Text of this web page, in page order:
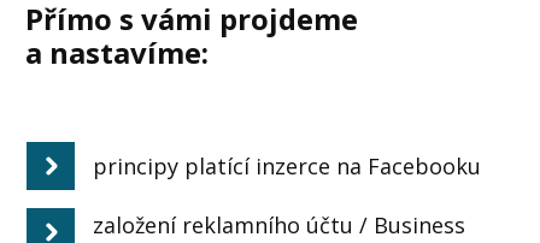
Přímo s vámi projdeme
a nastavíme:
principy platící inzerce na Facebooku
založení reklamního účtu / Business